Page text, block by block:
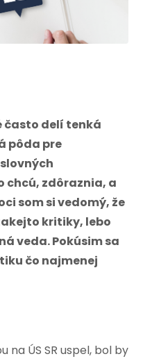
často delí tenká
pôda pre
chcú, zdôraznia, a
som si vedomý, že
kritiky, lebo
veda. Pokúsim sa
čo najmenej
na ÚS SR uspel, bol by